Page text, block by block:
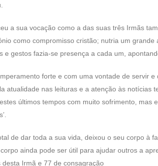
a sua vocação como a das suas três Irmãs
como compromisso cristão; nutria um grande
gestos fazia-se presença a cada um,
forte e com uma vontade de servir e
atualidade nas leituras e a atenção às notícias
últimos tempos com muito sofrimento, mas
de dar toda a sua vida, deixou o seu corpo à
ainda pode ser útil para ajudar outros a
Irmã e 77 de consagração